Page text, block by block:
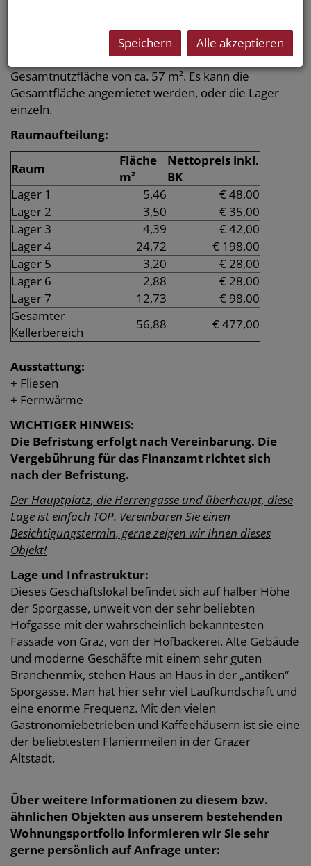
Eine Lagermöglichkeit in der ältesten Gasse Graz -
unterhalb vom Schlossberg!
Das Lager in der Grazer Sporgasse bietet eine
Gesamtnutzfläche von ca. 57 m². Es kann die
Gesamtfläche angemietet werden, oder die Lager
einzeln.
Raumaufteilung:
Raum
Fläche
m²
Nettopreis inkl.
BK
Lager 1
5,46
€ 48,00
Lager 2
3,50
€ 35,00
Lager 3
4,39
€ 42,00
Lager 4
24,72
€ 198,00
Lager 5
3,20
€ 28,00
Lager 6
2,88
€ 28,00
Lager 7
12,73
€ 98,00
Gesamter
Kellerbereich
56,88 € 477,00
Ausstattung:
+ Fliesen
+ Fernwärme
WICHTIGER HINWEIS:
Die Befristung erfolgt nach Vereinbarung. Die
Vergebührung für das Finanzamt richtet sich
nach der Befristung.
Der Hauptplatz, die Herrengasse und überhaupt, diese
Lage ist einfach TOP. Vereinbaren Sie einen
Besichtigungstermin, gerne zeigen wir Ihnen dieses
Objekt!
Lage und Infrastruktur:
Dieses Geschäftslokal befindet sich auf halber Höhe
der Sporgasse, unweit von der sehr beliebten
Hofgasse mit der wahrscheinlich bekanntesten
Fassade von Graz, von der Hofbäckerei. Alte Gebäude
und moderne Geschäfte mit einem sehr guten
Branchenmix, stehen Haus an Haus in der „antiken“
Sporgasse. Man hat hier sehr viel Laufkundschaft und
eine enorme Frequenz. Mit den vielen
Gastronomiebetrieben und Kaffeehäusern ist sie eine
der beliebtesten Flaniermeilen in der Grazer
Altstadt.
Über weitere Informationen zu diesem bzw.
ähnlichen Objekten aus unserem bestehenden
Wohnungsportfolio informieren wir Sie sehr
gerne persönlich auf Anfrage unter:
Speichern Alle akzeptieren